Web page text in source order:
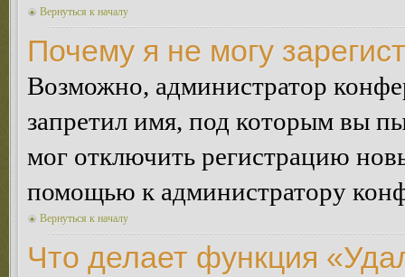
Вернуться к началу
Почему я не могу
Возможно, администратор
запретил имя, под которым вы
мог отключить регистрацию
помощью к администратору
Вернуться к началу
Что делает функция